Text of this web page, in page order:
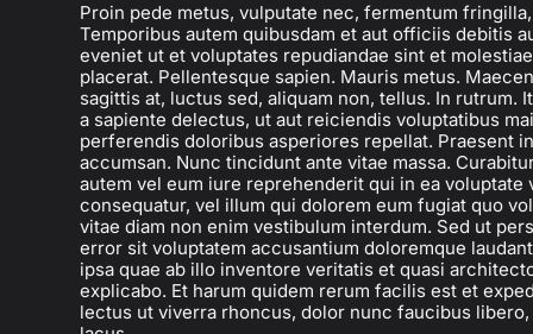
Proin pede metus, vulputate nec, fermentum
Temporibus autem quibusdam et aut officiis debitis
eveniet ut et voluptates repudiandae sint et
placerat. Pellentesque sapien. Mauris metus.
sagittis at, luctus sed, aliquam non, tellus. In rutrum.
a sapiente delectus, ut aut reiciendis voluptatibus
perferendis doloribus asperiores repellat. Praesent
accumsan. Nunc tincidunt ante vitae massa.
autem vel eum iure reprehenderit qui in ea voluptate
consequatur, vel illum qui dolorem eum fugiat quo
vitae diam non enim vestibulum interdum. Sed ut
error sit voluptatem accusantium doloremque
ipsa quae ab illo inventore veritatis et quasi
explicabo. Et harum quidem rerum facilis est et
lectus ut viverra rhoncus, dolor nunc faucibus